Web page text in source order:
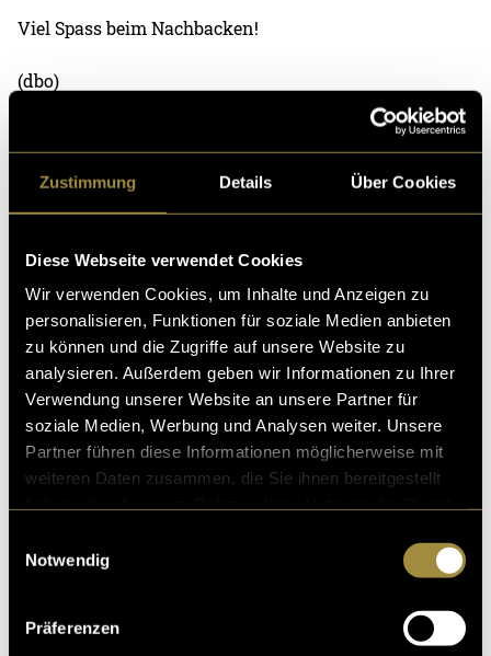
Zustimmung Details Über Cookies
Diese Webseite verwendet Cookies
Wir verwenden Cookies, um Inhalte und Anzeigen zu
personalisieren, Funktionen für soziale Medien anbieten
zu können und die Zugriffe auf unsere Website zu
analysieren. Außerdem geben wir Informationen zu Ihrer
Verwendung unserer Website an unsere Partner für
soziale Medien, Werbung und Analysen weiter. Unsere
Partner führen diese Informationen möglicherweise mit
weiteren Daten zusammen, die Sie ihnen bereitgestellt
Notwendig
Präferenzen
Viel Spass beim Nachbacken!
(dbo)
Ähnliche Artikel